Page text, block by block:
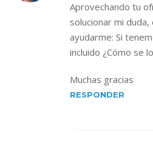
Aprovechando tu
solucionar mi
ayudarme: Si
incluido ¿Cómo se
Muchas gracias
RESPONDER